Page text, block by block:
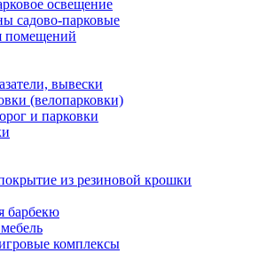
освещение
садово-парковые
помещений
вывески
(велопарковки)
и парковки
из резиновой крошки
барбекю
комплексы